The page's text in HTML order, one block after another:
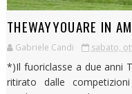
THEWAYYOUARE IN
Gabriele Candi sabato,
*)Il fuoriclasse a due anni
ritirato dalle